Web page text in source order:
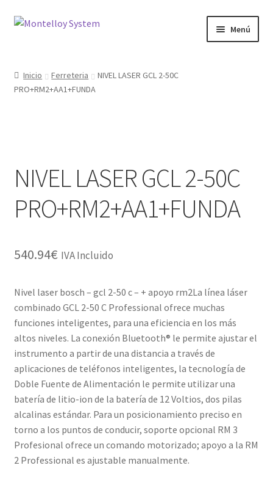
Ir
Ir
Menú
Ferretería
Protección Laboral
Contacto
Inicio Ferreteria
NIVEL LASER GCL 2-50C
PRO+RM2+AA1+FUNDA
NIVEL LASER GCL 2-50C
PRO+RM2+AA1+FUNDA
540.94€ IVA Incluido
Nivel laser bosch – gcl 2-50 c – + apoyo rm2La línea láser
combinado GCL 2-50 C Professional ofrece muchas
funciones inteligentes, para una eficiencia en los más
altos niveles. La conexión Bluetooth® le permite ajustar el
instrumento a partir de una distancia a través de
aplicaciones de teléfonos inteligentes, la tecnología de
Doble Fuente de Alimentación le permite utilizar una
batería de litio-ion de la batería de 12 Voltios, dos pilas
alcalinas estándar. Para un posicionamiento preciso en
torno a los puntos de conducir, soporte opcional RM 3
Profesional ofrece un comando motorizado; apoyo a la RM
2 Professional es ajustable manualmente.